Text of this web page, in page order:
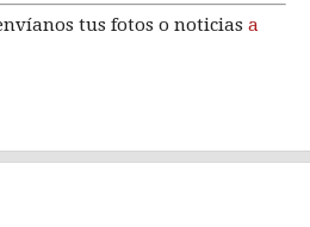
tus fotos o noticias a